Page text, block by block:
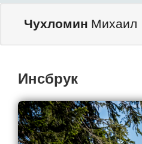
Чухломин Михаил
Инсбрук